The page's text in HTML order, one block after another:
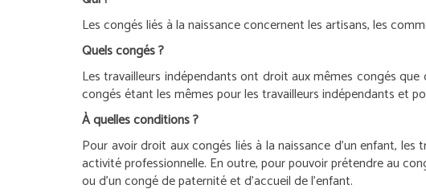
Les congés liés à la naissance concernent les artisans, les
Quels congés ?
Les travailleurs indépendants ont droit aux mêmes congés
congés étant les mêmes pour les travailleurs indépendants et
À quelles conditions ?
Pour avoir droit aux congés liés à la naissance d’un enfant,
activité professionnelle. En outre, pour pouvoir prétendre au
ou d’un congé de paternité et d’accueil de l’enfant.